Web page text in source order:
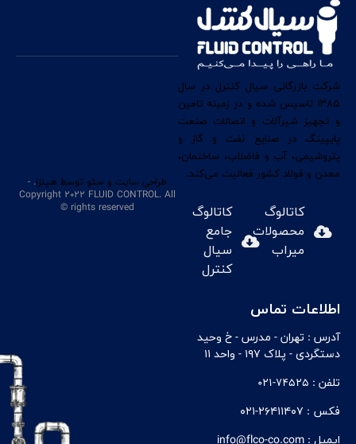
شرکت بازرگانی سیال کنترل در سال
۱۳۸۵ تاسیس شده و در زمینه تامین
و تجهیز شیرآلات و اتصالات صنعت
پایپینگ در صنایع نفت و گاز و
پتروشیمی، آب و فاضلاب، ساختمان،
معدن و فولاد کشور فعالیت می‌کند.
کاتالوگ
محصولات
میراب
کاتالوگ
جامع
سیال
کنترل
اطلاعات تماس
آدرس : تهران - مدرس - خ وحيد
دستگردی - پلاک ۱۹۷ - واحد ۱۱
تلفن :
فکس :
ایمیل :
طراحی سایت و سئو توسط هینزا. -
Copyright 2022 FLUID CONTROL. All
rights reserved ©